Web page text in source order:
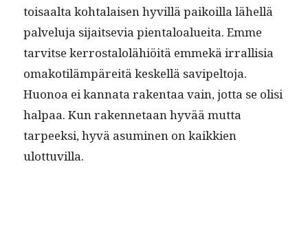
toisaal­ta kohta­laisen hyvil­lä paikoil­la lähel­lä
palvelu­ja sijait­se­via pien­taloaluei­ta. Emme
tarvitse ker­rostalolähiöitä emmekä irral­lisia
omakotiläm­päre­itä keskel­lä savipel­to­ja.
Huonoa ei kan­na­ta rak­en­taa vain, jot­ta se olisi
hal­paa. Kun raken­netaan hyvää mut­ta
tarpeek­si, hyvä asum­i­nen on kaikkien
ulottuvilla.